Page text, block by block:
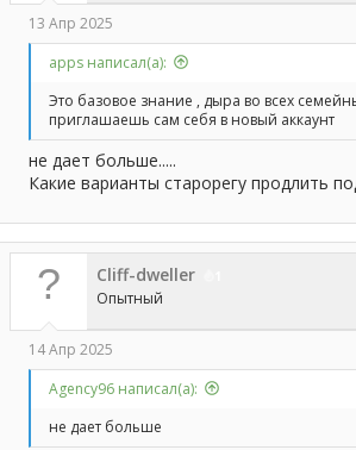
13 Апр 2025
apps написал(а):
Это базовое знание , дыра во всех
приглашаешь сам себя в новый аккаунт
не дает больше.....
Какие варианты старорегу продлить
Cliff-dweller
Опытный
14 Апр 2025
Agency96 написал(а):
не дает больше